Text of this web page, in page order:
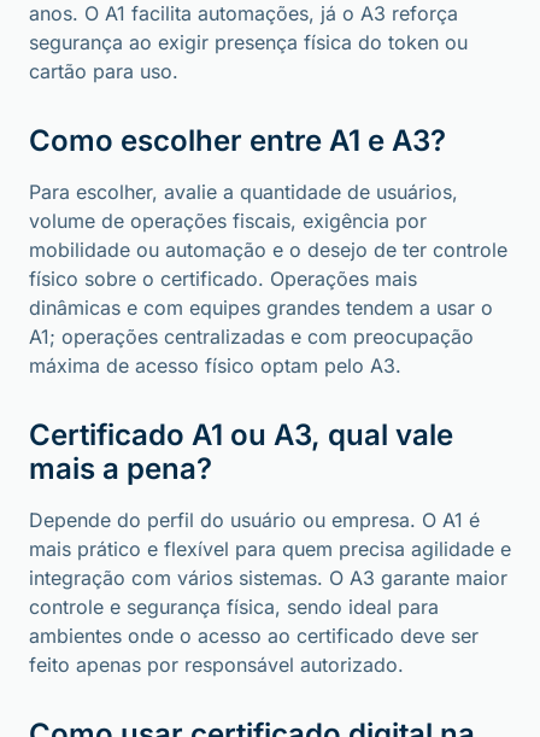
anos. O A1 facilita automações, já o A3 reforça
segurança ao exigir presença física do token ou
cartão para uso.
Como escolher entre A1 e A3?
Para escolher, avalie a quantidade de usuários,
volume de operações fiscais, exigência por
mobilidade ou automação e o desejo de ter controle
físico sobre o certificado. Operações mais
dinâmicas e com equipes grandes tendem a usar o
A1; operações centralizadas e com preocupação
máxima de acesso físico optam pelo A3.
Certificado A1 ou A3, qual vale
mais a pena?
Depende do perfil do usuário ou empresa. O A1 é
mais prático e flexível para quem precisa agilidade e
integração com vários sistemas. O A3 garante maior
controle e segurança física, sendo ideal para
ambientes onde o acesso ao certificado deve ser
feito apenas por responsável autorizado.